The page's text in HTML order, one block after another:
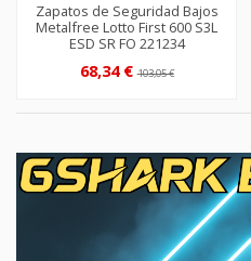
Zapatos de Seguridad Bajos
Metalfree Lotto First 600 S3L
ESD SR FO 221234
68,34 €103,05 €